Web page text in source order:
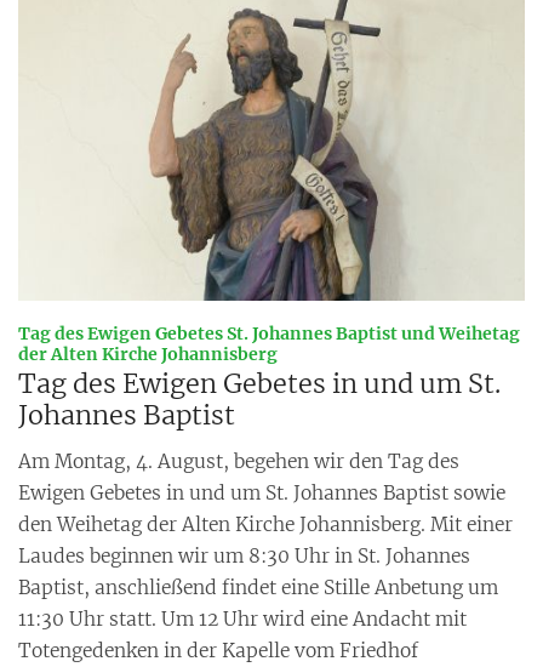
Tag des Ewigen Gebetes St. Johannes Baptist und Weihetag
der Alten Kirche Johannisberg:
Tag des Ewigen Gebetes in und um St.
Johannes Baptist
Am Montag, 4. August, begehen wir den Tag des
Ewigen Gebetes in und um St. Johannes Baptist sowie
den Weihetag der Alten Kirche Johannisberg. Mit einer
Laudes beginnen wir um 8:30 Uhr in St. Johannes
Baptist, anschließend findet eine Stille Anbetung um
11:30 Uhr statt. Um 12 Uhr wird eine Andacht mit
Totengedenken in der Kapelle vom Friedhof